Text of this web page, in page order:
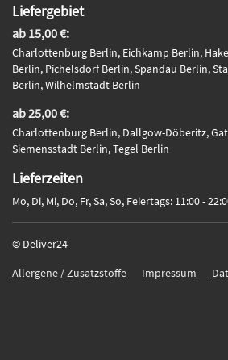
Liefergebiet
ab 15,00 €:
Charlottenburg Berlin, Eichkamp Berlin,
Berlin, Pichelsdorf Berlin, Spandau Berlin,
Berlin, Wilhelmstadt Berlin
ab 25,00 €:
Charlottenburg Berlin, Dallgow-Döberitz,
Siemensstadt Berlin, Tegel Berlin
Lieferzeiten
Mo, Di, Mi, Do, Fr, Sa, So, Feiertags: 11:00 -
© Deliver24
Allergene / Zusatzstoffe
Impressum